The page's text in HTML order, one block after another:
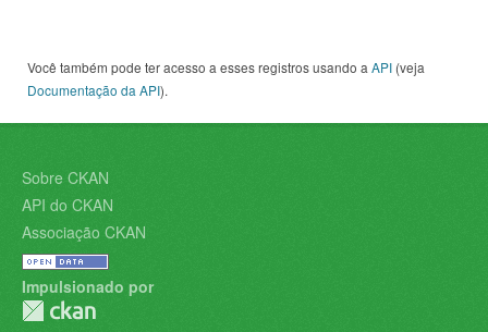
Você também pode ter acesso a esses registros usando a API (veja
Documentação da API).
Sobre CKAN
API do CKAN
Associação CKAN
Impulsionado por